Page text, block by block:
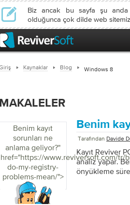
Biz ancak bu sayfa şu anda
olduğunca çok dilde web
Kaynaklar Blog Windows 8
Benim kayıt
sorunları ne
anlama geliyor?"
href="https://www.reviversoft.com/tr/
do-my-registry-
problems-mean/">
Benim
Tarafından Davide
Kayıt Reviver
analiz yapar.
önyükleme